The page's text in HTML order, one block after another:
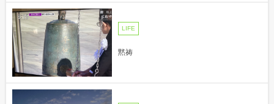
LIFE
黙祷